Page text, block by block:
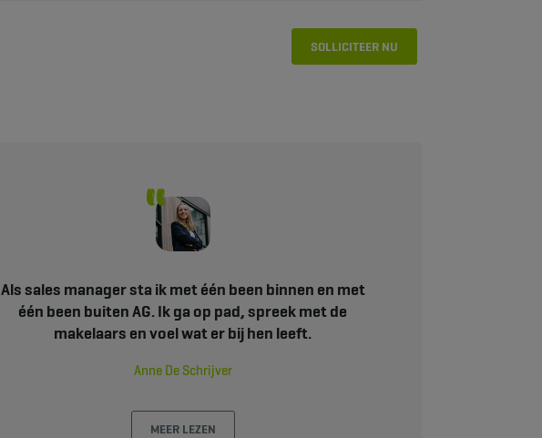
SOLLICITEER NU
Als sales manager sta ik met één been binnen en met
één been buiten AG. Ik ga op pad, spreek met de
makelaars en voel wat er bij hen leeft.
Anne De Schrijver
MEER LEZEN